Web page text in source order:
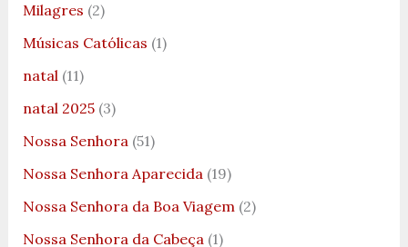
Milagres (2)
Músicas Católicas (1)
natal(11)
natal 2025(3)
Nossa Senhora(51)
Nossa Senhora Aparecida(19)
Nossa Senhora da Boa Viagem(2)
Nossa Senhora da Cabeça(1)